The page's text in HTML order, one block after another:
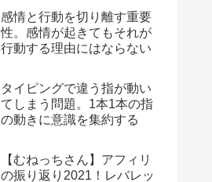
感情と行動を切り離す重要
性。感情が起きてもそれが
行動する理由にはならない
タイピングで違う指が動い
てしまう問題。1本1本の指
の動きに意識を集約する
【むねっちさん】アフィリ
の振り返り2021！レバレッ